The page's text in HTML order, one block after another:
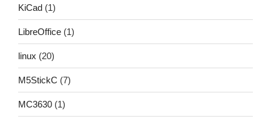
KiCad (1)
LibreOffice (1)
linux (20)
M5StickC (7)
MC3630 (1)